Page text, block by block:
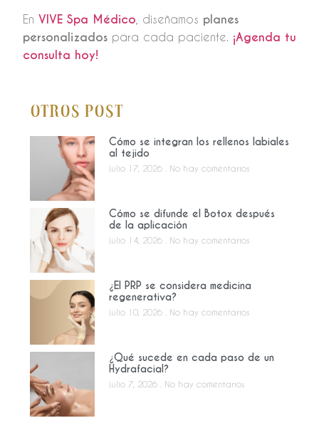
Otros Post
Cómo se integran los rellenos labiales
al tejido
julio 17, 2026 No hay comentarios
Cómo se difunde el Botox después
de la aplicación
julio 14, 2026 No hay comentarios
¿El PRP se considera medicina
regenerativa?
julio 10, 2026 No hay comentarios
¿Qué sucede en cada paso de un
Hydrafacial?
julio 7, 2026 No hay comentarios
En VIVE Spa Médico , diseñamos planes
personalizados para cada paciente. ¡Agenda tu
consulta hoy!